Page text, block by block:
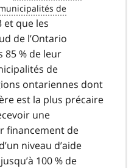
et que les
de l’Ontario
85 % de leur
de
ontariennes dont
est la plus précaire
une
financement de
niveau d’aide
100 % de